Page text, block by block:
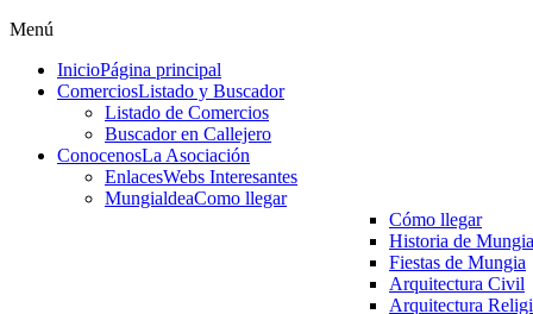
Menú
InicioPágina principal
ComerciosListado y Buscador
Listado de Comercios
Buscador en Callejero
ConocenosLa Asociación
EnlacesWebs Interesantes
MungialdeaComo llegar
Cómo llegar
Historia de Mungia
Fiestas de Mungia
Arquitectura Civil
Arquitectura